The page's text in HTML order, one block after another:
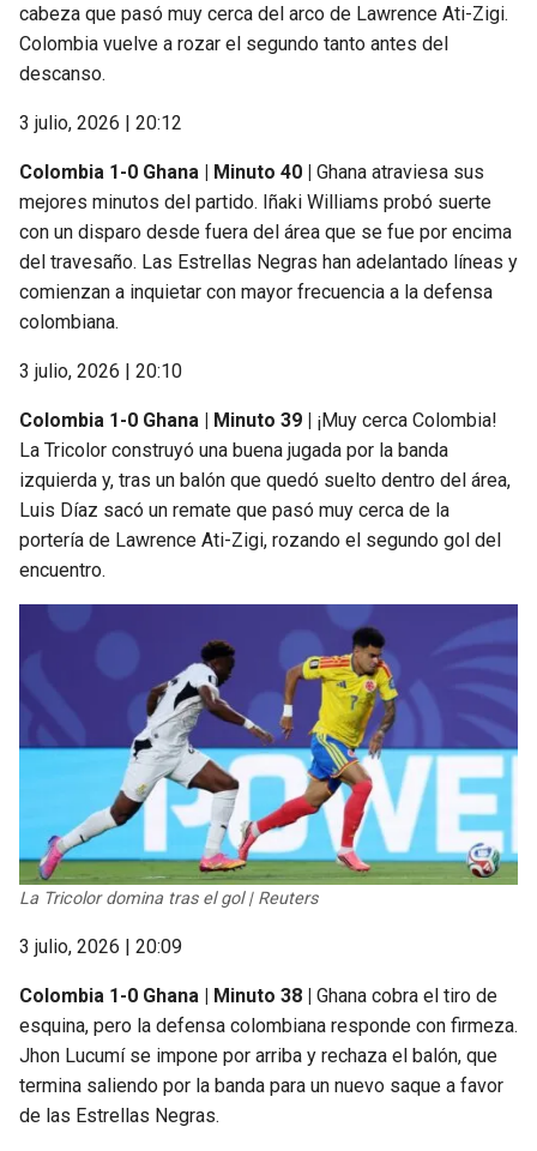
cabeza que pasó muy cerca del arco de Lawrence Ati-Zigi.
Colombia vuelve a rozar el segundo tanto antes del
descanso.
3 julio, 2026 | 20:12
Colombia 1-0 Ghana | Minuto 40 | Ghana atraviesa sus
mejores minutos del partido. Iñaki Williams probó suerte
con un disparo desde fuera del área que se fue por encima
del travesaño. Las Estrellas Negras han adelantado líneas y
comienzan a inquietar con mayor frecuencia a la defensa
colombiana.
3 julio, 2026 | 20:10
Colombia 1-0 Ghana | Minuto 39 | ¡Muy cerca Colombia!
La Tricolor construyó una buena jugada por la banda
izquierda y, tras un balón que quedó suelto dentro del área,
Luis Díaz sacó un remate que pasó muy cerca de la
portería de Lawrence Ati-Zigi, rozando el segundo gol del
encuentro.
La Tricolor domina tras el gol | Reuters
3 julio, 2026 | 20:09
Colombia 1-0 Ghana | Minuto 38 | Ghana cobra el tiro de
esquina, pero la defensa colombiana responde con firmeza.
Jhon Lucumí se impone por arriba y rechaza el balón, que
termina saliendo por la banda para un nuevo saque a favor
de las Estrellas Negras.